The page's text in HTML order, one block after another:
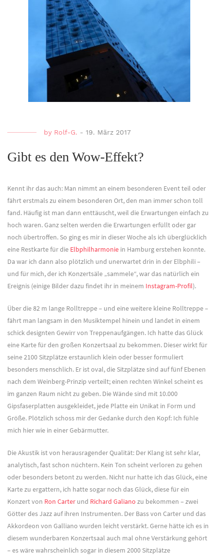
by Rolf-G. - 19. März 2017
Gibt es den Wow-Effekt?
Kennt ihr das auch: Man nimmt an einem besonderen Event teil oder
fährt erstmals zu einem besonderen Ort, den man immer schon toll
fand. Häufig ist man dann enttäuscht, weil die Erwartungen einfach zu
hoch waren. Ganz selten werden die Erwartungen erfüllt oder gar
noch übertroffen. So ging es mir in dieser Woche als ich überglücklich
eine Restkarte für die Elbphilharmonie in Hamburg erstehen konnte.
Da war ich dann also plötzlich und unerwartet drin in der Elbphili –
und für mich, der ich Konzertsäle „sammele“, war das natürlich ein
Ereignis (einige Bilder dazu findet ihr in meinem Instagram-Profil).
Über die 82 m lange Rolltreppe – und eine weitere kleine Rolltreppe –
fährt man langsam in den Musiktempel hinein und landet in einem
schick designten Gewirr von Treppenaufgängen. Ich hatte das Glück
eine Karte für den großen Konzertsaal zu bekommen. Dieser wirkt für
seine 2100 Sitzplätze erstaunlich klein oder besser formuliert
besonders menschlich. Er ist oval, die Sitzplätze sind auf fünf Ebenen
nach dem Weinberg-Prinzip verteilt; einen rechten Winkel scheint es
im ganzen Raum nicht zu geben. Die Wände sind mit 10.000
Gipsfaserplatten ausgekleidet, jede Platte ein Unikat in Form und
Größe. Plötzlich schoss mir der Gedanke durch den Kopf: Ich fühle
mich hier wie in einer Gebärmutter.
Die Akustik ist von herausragender Qualität: Der Klang ist sehr klar,
analytisch, fast schon nüchtern. Kein Ton scheint verloren zu gehen
oder besonders betont zu werden. Nicht nur hatte ich das Glück, eine
Karte zu ergattern, ich hatte sogar noch das Glück, diese für ein
Konzert von Ron Carter und Richard Galiano zu bekommen – zwei
Götter des Jazz auf ihren Instrumenten. Der Bass von Carter und das
Akkordeon von Galliano wurden leicht verstärkt. Gerne hätte ich es in
diesem wunderbaren Konzertsaal auch mal ohne Verstärkung gehört
– es wäre wahrscheinlich sogar in diesem 2000 Sitzplätze